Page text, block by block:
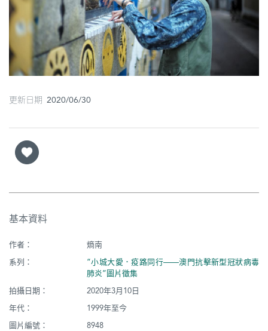
圖
媽
閣
廟
街
更新日期 2020/06/30
基本資料
作者：
熵南
系列：
“小城大愛．疫路同行——澳門抗擊新型冠狀病毒
肺炎”圖片徵集
拍攝日期：
2020年3月10日
年代：
1999年至今
圖片編號：
8948